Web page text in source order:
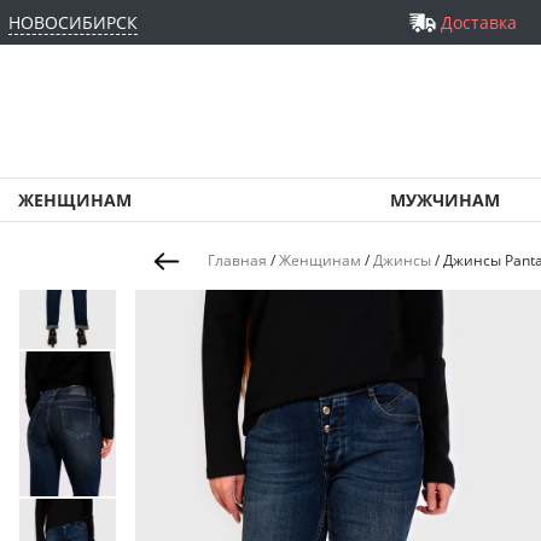
НОВОСИБИРСК Доставка
ЖЕНЩИНАМ МУЖЧИНАМ
Главная /Женщинам /Джинсы/Джинсы